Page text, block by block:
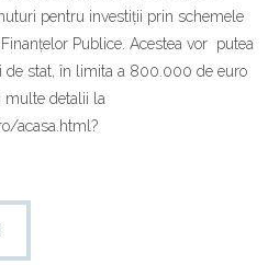
pentru investiții prin schemele
Publice. Acestea vor putea
de stat, în limita a 800.000 de euro
multe detalii la
acasa.html?